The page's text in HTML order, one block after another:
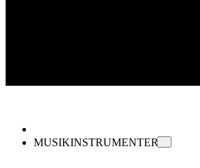
MUSIKINSTRUMENTER